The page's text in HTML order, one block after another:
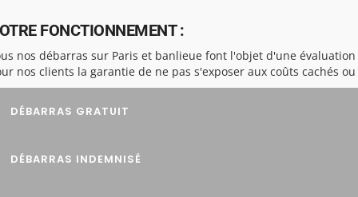
FONCTIONNEMENT :
nos débarras sur Paris et banlieue font l'objet d'une
nos clients la garantie de ne pas s'exposer aux coûts cachés
DÉBARRAS GRATUIT
DÉBARRAS INDEMNISÉ